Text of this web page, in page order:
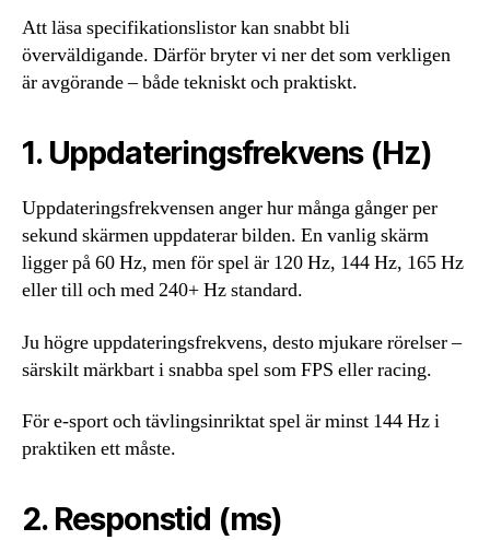
Att läsa specifikationslistor kan snabbt bli
överväldigande. Därför bryter vi ner det som verkligen
är avgörande – både tekniskt och praktiskt.
1. Uppdateringsfrekvens (Hz)
Uppdateringsfrekvensen anger hur många gånger per
sekund skärmen uppdaterar bilden. En vanlig skärm
ligger på 60 Hz, men för spel är 120 Hz, 144 Hz, 165 Hz
eller till och med 240+ Hz standard.
Ju högre uppdateringsfrekvens, desto mjukare rörelser –
särskilt märkbart i snabba spel som FPS eller racing.
För e-sport och tävlingsinriktat spel är minst 144 Hz i
praktiken ett måste.
2. Responstid (ms)